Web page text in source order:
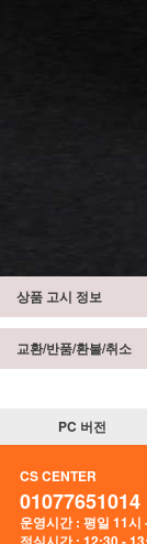
상품 고시 정보
교환/반품/환불/취소
PC 버전
CS CENTER
01077651014
운영시간 : 평일 11시